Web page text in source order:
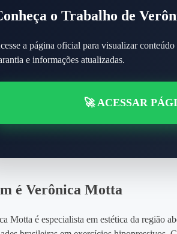
o Trabalho de
a página oficial para visualizar
e informações atualizadas.
🚀 ACESSAR
é Verônica Motta
Motta é especialista em estética da região